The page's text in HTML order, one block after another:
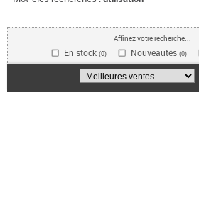
Affinez votre recherche...
En stock (0) Nouveautés (0)